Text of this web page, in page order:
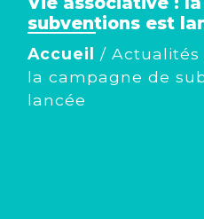
subventions est
Accueil / Actualités
la campagne de
lancée